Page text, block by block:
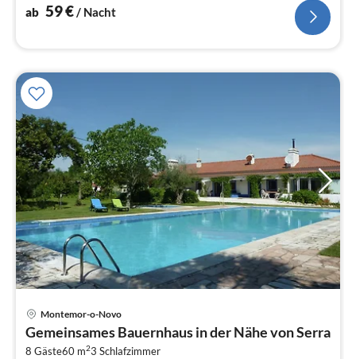
ab 59€/ Nacht
Montemor-o-Novo
Gemeinsames Bauernhaus in der Nähe von Serra
8 Gäste60 m23 Schlafzimmer